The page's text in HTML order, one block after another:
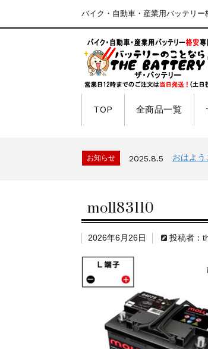
バイク・自動車・産業用バッテリー
TOP 全商品一覧
お知らせ 2025.8.5 おはよ
moll83110
2026年6月26日 投稿者：